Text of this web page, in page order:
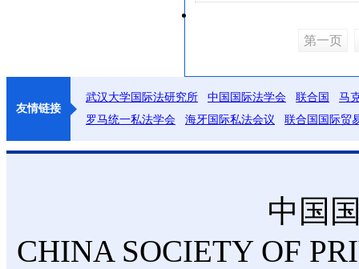
第一页
友情链接
武汉大学国际法研究所 中国国际法学会 联合国
马
罗马统一私法学会
海牙国际私法会议 联合国国际贸
中国
CHINA SOCIETY OF